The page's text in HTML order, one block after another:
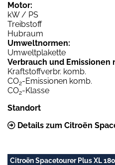
Motor:
kW / PS
Treibstoff
Hubraum
Umweltnormen:
Umweltplakette
Verbrauch und Emissionen
Kraftstoffverbr. komb.
CO2-Emissionen komb.
CO2-Klasse
Standort
Details zum Citroën
Citroën Spacetourer Plus XL